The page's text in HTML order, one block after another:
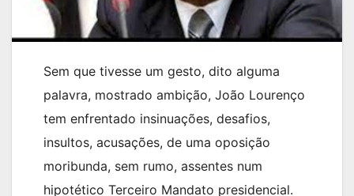
Sem que tivesse um gesto, dito alguma
palavra, mostrado ambição, João Lourenço
tem enfrentado insinuações, desafios,
insultos, acusações, de uma oposição
moribunda, sem rumo, assentes num
hipotético Terceiro Mandato presidencial.